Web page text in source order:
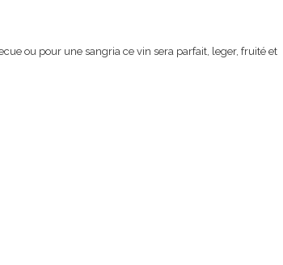
ou pour une sangria ce vin sera parfait, leger, fruité et